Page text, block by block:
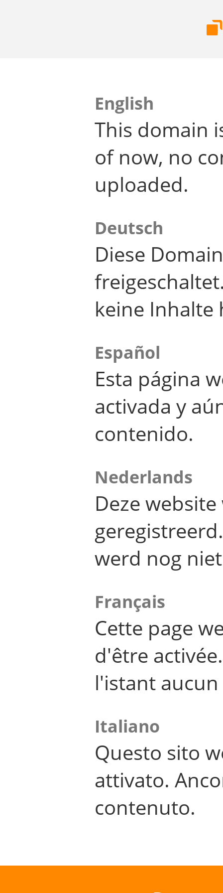
English
This domain
of now, no
uploaded.
Deutsch
Diese
keine Inhalte
Español
Esta página
activada y
contenido.
Nederlands
Deze
werd nog
Français
Cette page
d'être
l'istant
Italiano
Questo sito
attivato.
contenuto.